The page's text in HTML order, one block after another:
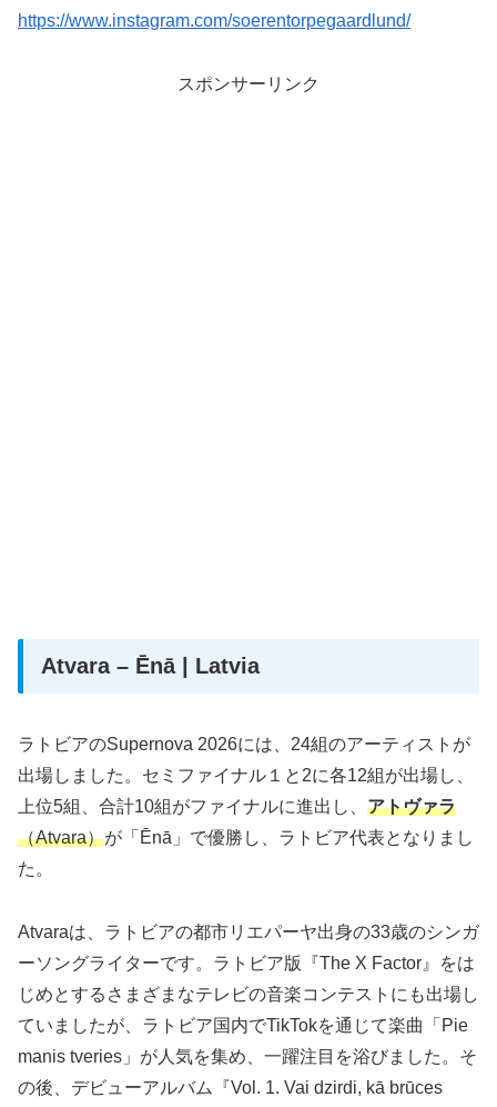
https://www.instagram.com/soerentorpegaardlund/
スポンサーリンク
Atvara – Ēnā | Latvia
ラトビアのSupernova 2026には、24組のアーティストが
出場しました。セミファイナル１と2に各12組が出場し、
上位5組、合計10組がファイナルに進出し、 アトヴァラ
（Atvara）が「Ēnā」で優勝し、ラトビア代表となりまし
た。
Atvaraは、ラトビアの都市リエパーヤ出身の33歳のシンガ
ーソングライターです。ラトビア版『The X Factor』をは
じめとするさまざまなテレビの音楽コンテストにも出場し
ていましたが、ラトビア国内でTikTokを通じて楽曲「Pie
manis tveries」が人気を集め、一躍注目を浴びました。そ
の後、デビューアルバム『Vol. 1. Vai dzirdi, kā brūces